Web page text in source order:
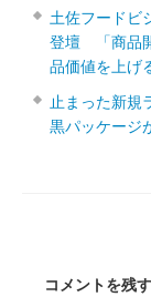
土佐フードビ
登壇 「商品
品価値を上げ
止まった新規
黒パッケージ
コメントを残す